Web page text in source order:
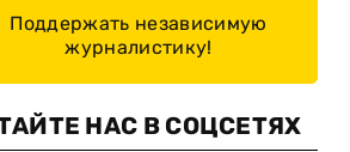
Поддержать независимую
журналистику!
НАС В СОЦСЕТЯХ